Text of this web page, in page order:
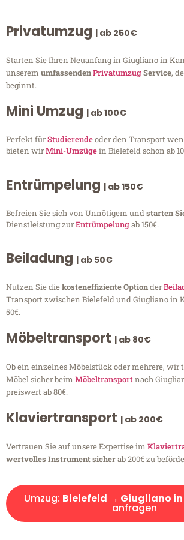
Privatumzug | ab 250€
Starten Sie Ihren Neuanfang in Giugliano in
unserem umfassendenPrivatumzugService,
beginnt.
Mini Umzug | ab 100€
Perfekt fürStudierendeoder den Transport
bieten wirMini-Umzügein Bielefeld schon ab
Entrümpelung | ab 150€
Befreien Sie sich von Unnötigem undstarten
Dienstleistung zurEntrümpelungab 150€.
Beiladung | ab 50€
Nutzen Sie diekosteneffiziente Optionder
Transport zwischen Bielefeld und Giugliano in
50€.
Möbeltransport | ab 80€
Ob ein einzelnes Möbelstück oder mehrere, wir
Möbel sicher beim Möbeltransportnach
preiswert ab 80€.
Klaviertransport | ab 200€
Vertrauen Sie auf unsere Expertise im
wertvolles Instrument sicherab 200€ zu
Umzug: Bielefeld → Giugliano
anfragen